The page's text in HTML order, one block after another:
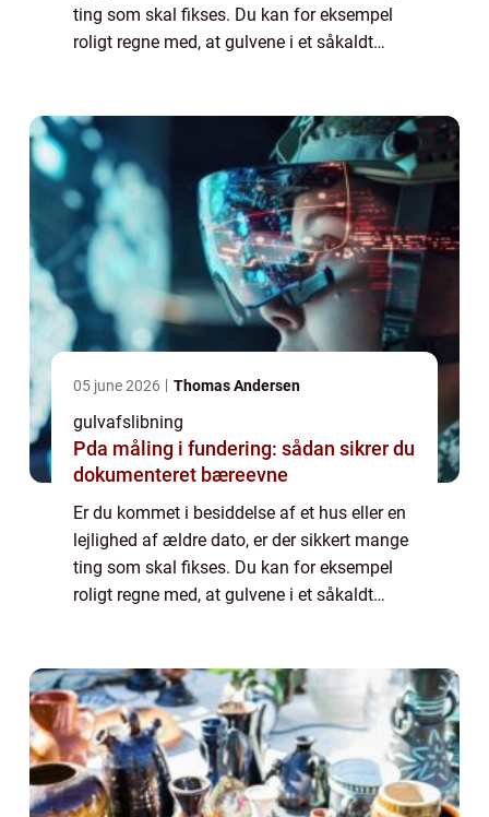
ting som skal fikses. Du kan for eksempel
roligt regne med, at gulvene i et såkaldt
05 june 2026 Thomas Andersen
gulvafslibning
Pda måling i fundering: sådan sikrer du
dokumenteret bæreevne
Er du kommet i besiddelse af et hus eller en
lejlighed af ældre dato, er der sikkert mange
ting som skal fikses. Du kan for eksempel
roligt regne med, at gulvene i et såkaldt